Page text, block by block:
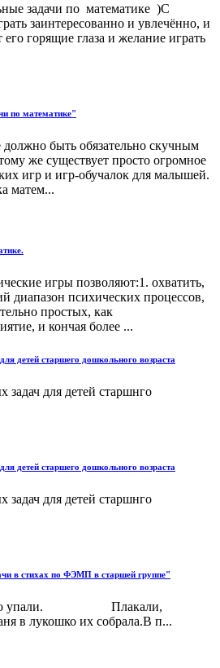
задачи по математике )С
заинтересованно и увлечённо, и
его горящие глаза и желание играть
по математике"
быть обязательно скучным
же существует просто огромное
игр и игр-обучалок для малышей.
матем...
игры позволяют:1. охватить,
диапазон психических процессов,
простых, как
и кончая более ...
детей старшего дошкольного возраста
задач для детей старшнго
детей старшего дошкольного возраста
задач для детей старшнго
в стихах по ФЭМП в старшей группе"
упали. Плакали,
в лукошко их собрала.В п...